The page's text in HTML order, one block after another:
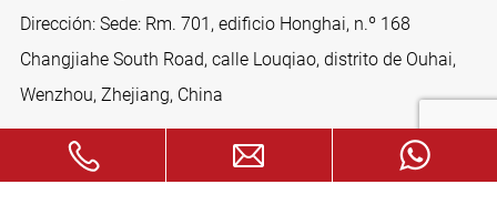
Dirección: Sede: Rm. 701, edificio Honghai, n.º 168
Changjiahe South Road, calle Louqiao, distrito de Ouhai,
Wenzhou, Zhejiang, China
SÍGANOS